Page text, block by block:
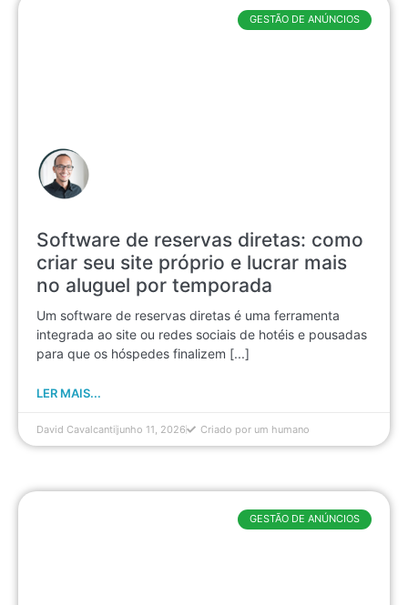
Software de reservas diretas: como
criar seu site próprio e lucrar mais
no aluguel por temporada
Um software de reservas diretas é uma ferramenta
integrada ao site ou redes sociais de hotéis e pousadas
para que os hóspedes finalizem [...]
LER MAIS...
GESTÃO DE ANÚNCIOS
David Cavalcanti junho 11, 2026 Criado por um humano
GESTÃO DE ANÚNCIOS